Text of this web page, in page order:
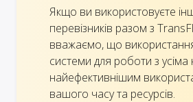
Якщо ви використовуєте
перевізників разом з
вважаємо, що використання
системи для роботи з
найефективнішим
вашого часу та ресурсів.